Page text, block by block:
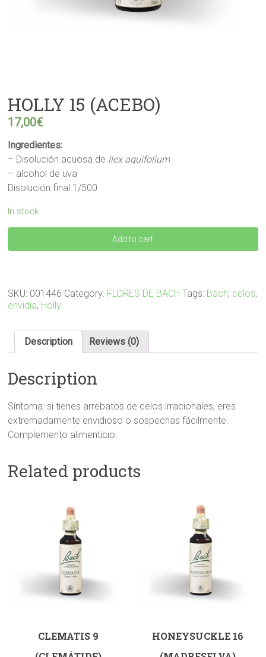
HOLLY 15 (ACEBO)
17,00€
Ingredientes:
– Disolución acuosa de Ilex aquifolium
– alcohol de uva
Disolución final 1/500
In stock
HOLLY
Add to cart
SKU: 001446 Category: FLORES DE BACH Tags: Bach, celos,
envidia, Holly
Description Reviews (0)
Description
Síntoma: si tienes arrebatos de celos irracionales, eres
extremadamente envidioso o sospechas fácilmente.
Complemento alimenticio.
Related products
CLEMATIS 9
HONEYSUCKLE 16